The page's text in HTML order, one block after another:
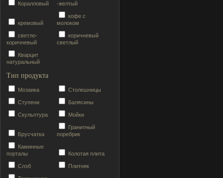
Коралловый
-желтый
кремовый
кофе с
молоком
светло-
коричневый
коричневый
светлый
Кварцит
натуральный
Тип продукта
Мозаика Столешницы
Ступени Балясины
Скульптура Мойки
Брусчатка
Гранитный
поребрик
Каминные
порталы
Колотая плита
Слэб Плитняк